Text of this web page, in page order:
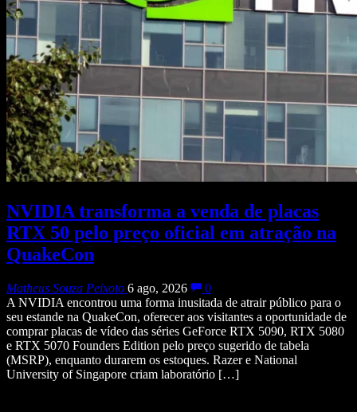
NVIDIA transforma a venda de placas
RTX 50 pelo preço oficial em atração na
QuakeCon
Matheus Souza Peixoto 6 ago, 2026
0
A NVIDIA encontrou uma forma inusitada de atrair público para o
seu estande na QuakeCon, oferecer aos visitantes a oportunidade de
comprar placas de vídeo das séries GeForce RTX 5090, RTX 5080
e RTX 5070 Founders Edition pelo preço sugerido de tabela
(MSRP), enquanto durarem os estoques. Razer e National
University of Singapore criam laboratório […]